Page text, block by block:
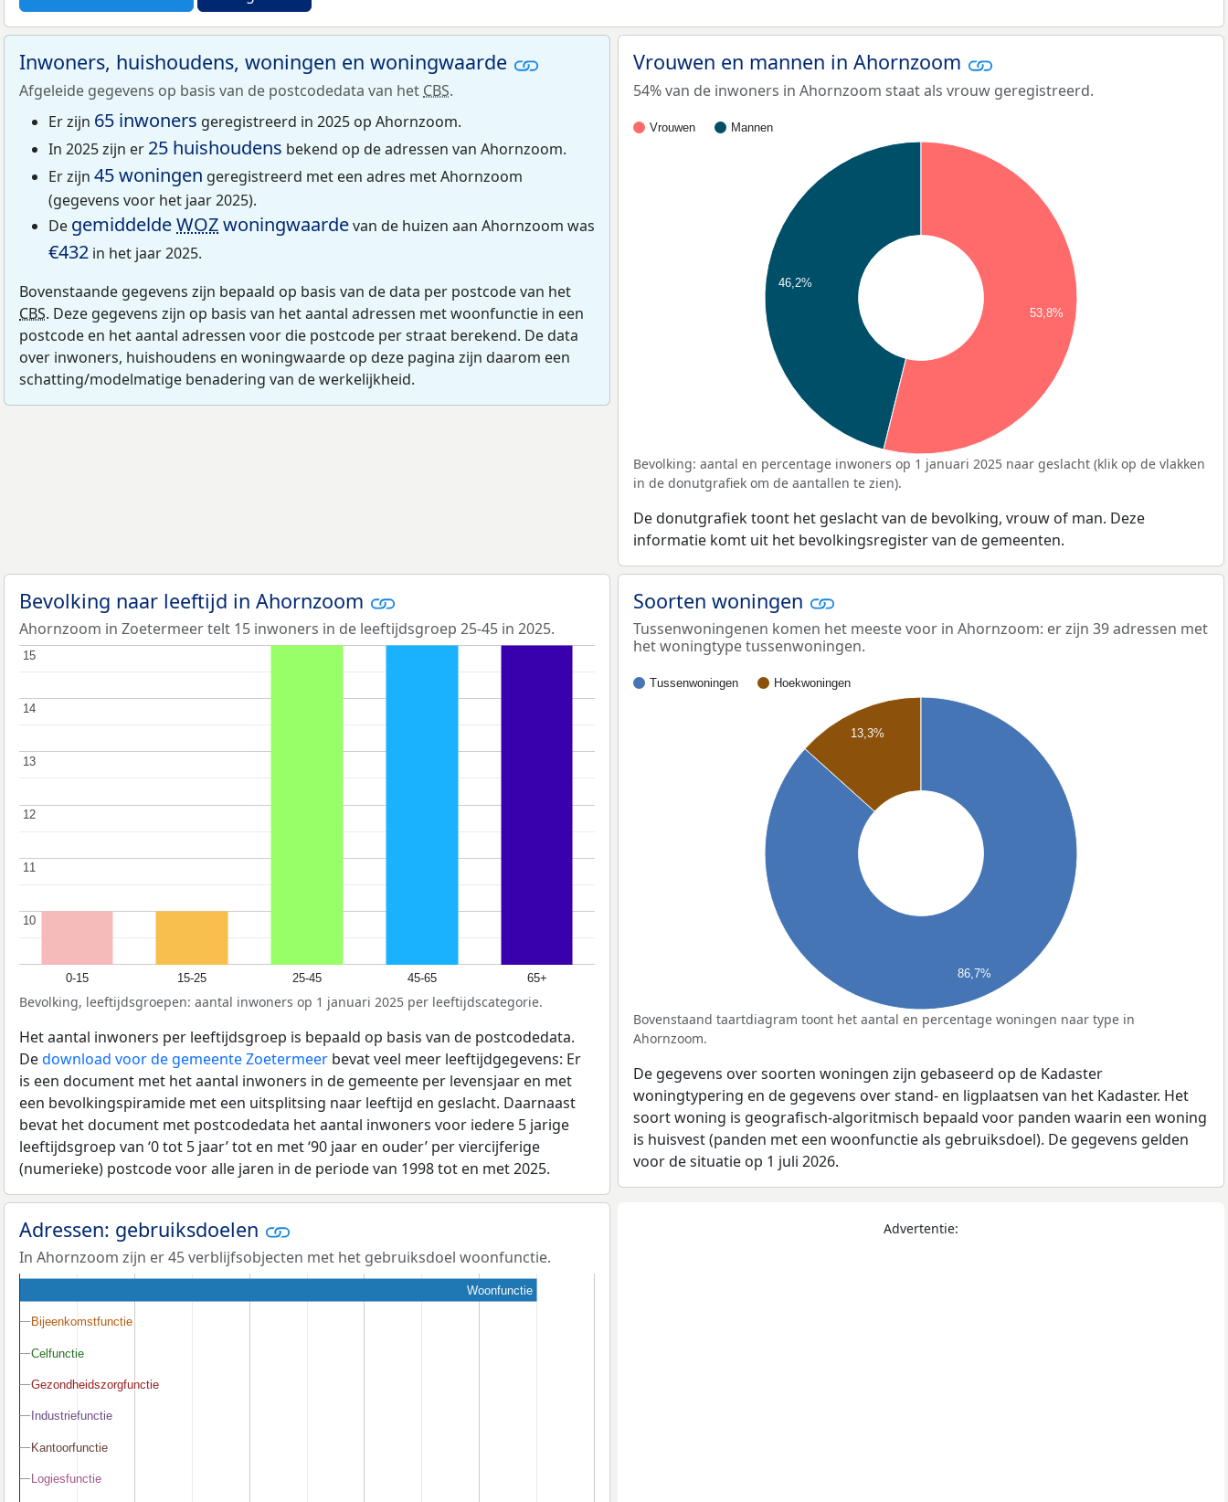
Inwoners, huishoudens, woningen en woningwaarde
Afgeleide gegevens op basis van de postcodedata van het CBS.
Er zijn 65 inwoners geregistreerd in 2025 op Ahornzoom.
In 2025 zijn er 25 huishoudens bekend op de adressen van Ahornzoom.
Er zijn 45 woningen geregistreerd met een adres met Ahornzoom
(gegevens voor het jaar 2025).
De gemiddeldeWOZwoningwaardevan de huizen aan Ahornzoom was
€432 in het jaar 2025.
Bovenstaande gegevens zijn bepaald op basis van de data per postcode van het
CBS. Deze gegevens zijn op basis van het aantal adressen met woonfunctie in een
postcode en het aantal adressen voor die postcode per straat berekend. De data
over inwoners, huishoudens en woningwaarde op deze pagina zijn daarom een
schatting/modelmatige benadering van de werkelijkheid.
Vrouwen en mannen in Ahornzoom
54% van de inwoners in Ahornzoom staat als vrouw geregistreerd.
Vrouwen Mannen
46,2%
53,8%
Bevolking: aantal en percentage inwoners op 1 januari 2025 naar geslacht (klik op de vlakken
in de donutgrafiek om de aantallen te zien).
De donutgrafiek toont het geslacht van de bevolking, vrouw of man. Deze
informatie komt uit het bevolkingsregister van de gemeenten.
Bevolking naar leeftijd in Ahornzoom
Ahornzoom in Zoetermeer telt 15 inwoners in de leeftijdsgroep 25-45 in 2025.
0-15 15-25 25-45 45-65 65+
10
10
11
11
12
12
13
13
14
14
15
15
Bevolking, leeftijdsgroepen: aantal inwoners op 1 januari 2025 per leeftijdscategorie.
Het aantal inwoners per leeftijdsgroep is bepaald op basis van de postcodedata.
Dedownload voor de gemeente Zoetermeer bevat veel meer leeftijdgegevens: Er
is een document met het aantal inwoners in de gemeente per levensjaar en met
een bevolkingspiramide met een uitsplitsing naar leeftijd en geslacht. Daarnaast
bevat het document met postcodedata het aantal inwoners voor iedere 5 jarige
leeftijdsgroep van ‘0 tot 5 jaar’ tot en met ‘90 jaar en ouder’ per viercijferige
(numerieke) postcode voor alle jaren in de periode van 1998 tot en met 2025.
Soorten woningen
Tussenwoningenen komen het meeste voor in Ahornzoom: er zijn 39 adressen met
het woningtype tussenwoningen.
Tussenwoningen Hoekwoningen
13,3%
86,7%
Bovenstaand taartdiagram toont het aantal en percentage woningen naar type in
Ahornzoom.
De gegevens over soorten woningen zijn gebaseerd op de Kadaster
woningtypering en de gegevens over stand- en ligplaatsen van het Kadaster. Het
soort woning is geografisch-algoritmisch bepaald voor panden waarin een woning
is huisvest (panden met een woonfunctie als gebruiksdoel). De gegevens gelden
voor de situatie op 1 juli 2026.
Adressen: gebruiksdoelen
In Ahornzoom zijn er 45 verblijfsobjecten met het gebruiksdoel woonfunctie.
Woonfunctie
Bijeenkomstfunctie
Bijeenkomstfunctie
Celfunctie
Celfunctie
Gezondheidszorgfunctie
Gezondheidszorgfunctie
Industriefunctie
Industriefunctie
Kantoorfunctie
Kantoorfunctie
Logiesfunctie
Logiesfunctie
Advertentie: